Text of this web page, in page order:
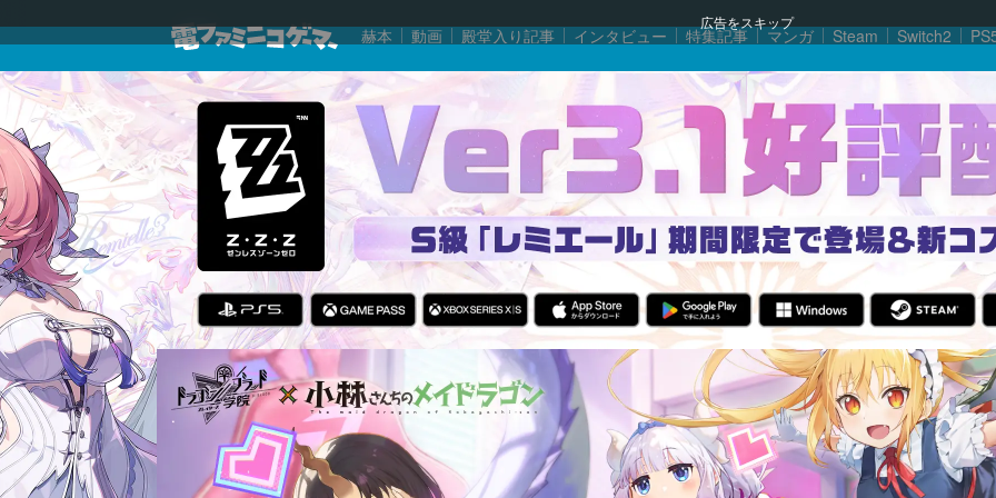
広告をスキップ
赫本 動画 殿堂入り記事 インタビュー 特集記事 マンガ Steam Switch2